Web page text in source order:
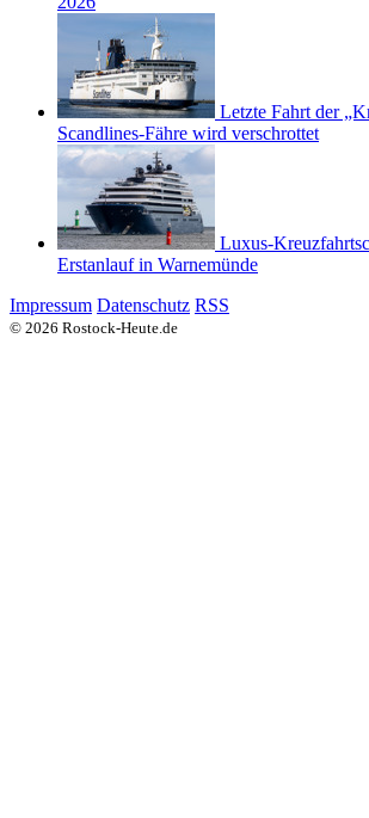
Letzte Fahrt der
Scandlines-Fähre wird verschrottet
Luxus-
Erstanlauf in Warnemünde
Impressum Datenschutz RSS
© 2026 Rostock-Heute.de